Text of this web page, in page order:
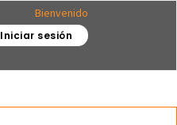
Bienvenido
Iniciar sesión